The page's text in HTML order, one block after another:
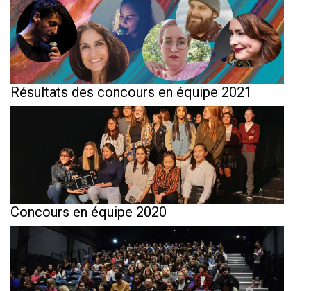
Résultats des concours en équipe 2021
Concours en équipe 2020